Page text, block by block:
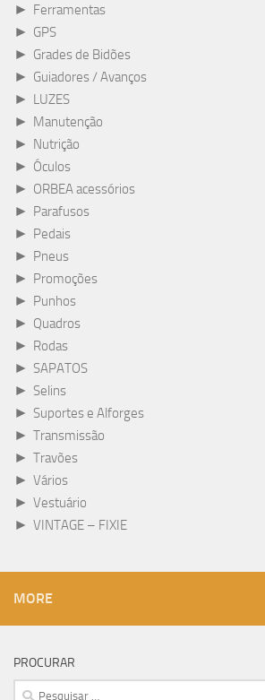
► Ferramentas
► GPS
► Grades de Bidões
► Guiadores / Avanços
► LUZES
► Manutenção
► Nutrição
► Óculos
► ORBEA acessórios
► Parafusos
► Pedais
► Pneus
► Promoções
► Punhos
► Quadros
► Rodas
► SAPATOS
► Selins
► Suportes e Alforges
► Transmissão
► Travões
► Vários
► Vestuário
► VINTAGE – FIXIE
MORE
PROCURAR
Pesquisar